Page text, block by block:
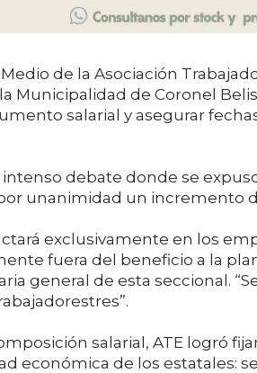
de la Asociación
Municipalidad de Coronel
salarial y asegurar
intenso debate donde se
unanimidad un incremento
exclusivamente en los
fuera del beneficio a la
general de esta seccional.
salarial, ATE logró
económica de los estatales: